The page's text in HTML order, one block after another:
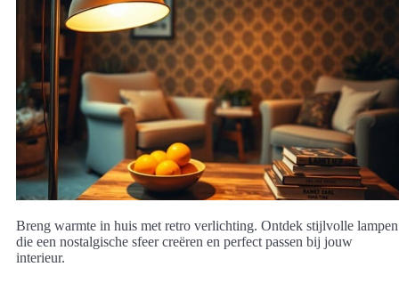
Breng warmte in huis met retro verlichting. Ontdek stijlvolle lampen
die een nostalgische sfeer creëren en perfect passen bij jouw
interieur.